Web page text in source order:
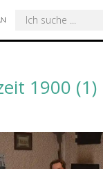
Search:
1900 (1)